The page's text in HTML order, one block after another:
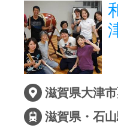
滋賀県大津
滋賀県・石